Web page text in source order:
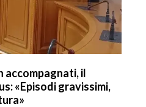
accompagnati, il
«Episodi gravissimi,